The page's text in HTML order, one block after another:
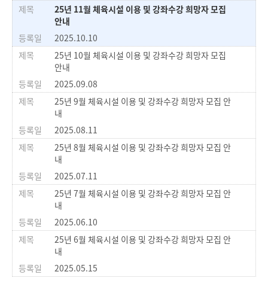
25년 11월 체육시설 이용 및 강좌수강 희망자 모집
안내
2025.10.10
25년 10월 체육시설 이용 및 강좌수강 희망자 모집
안내
2025.09.08
25년 9월 체육시설 이용 및 강좌수강 희망자 모집 안
내
2025.08.11
25년 8월 체육시설 이용 및 강좌수강 희망자 모집 안
내
2025.07.11
25년 7월 체육시설 이용 및 강좌수강 희망자 모집 안
내
2025.06.10
25년 6월 체육시설 이용 및 강좌수강 희망자 모집 안
내
2025.05.15